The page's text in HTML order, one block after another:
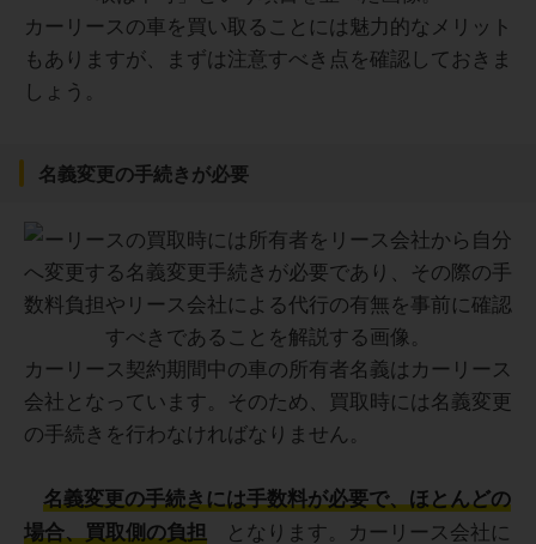
カーリースの車を買い取ることには魅力的なメリット
もありますが、まずは注意すべき点を確認しておきま
しょう。
名義変更の手続きが必要
カーリース契約期間中の車の所有者名義はカーリース
会社となっています。そのため、買取時には名義変更
の手続きを行わなければなりません。
名義変更の手続きには手数料が必要で、ほとんどの
場合、買取側の負担
となります。カーリース会社に